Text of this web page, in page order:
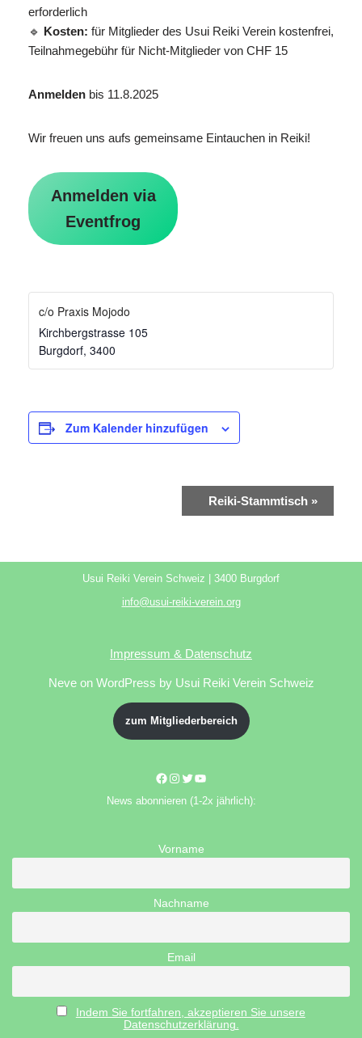
erforderlich
🔹 Kosten: für Mitglieder des Usui Reiki Verein kostenfrei,
Teilnahmegebühr für Nicht-Mitglieder von CHF 15
Anmelden bis 11.8.2025
Wir freuen uns aufs gemeinsame Eintauchen in Reiki!
Anmelden via
Eventfrog
c/o Praxis Mojodo
Kirchbergstrasse 105
Burgdorf, 3400
Zum Kalender hinzufügen
Reiki-Stammtisch »
Usui Reiki Verein Schweiz | 3400 Burgdorf
info@usui-reiki-verein.org
Impressum & Datenschutz
Neveon WordPress by Usui Reiki Verein Schweiz
zum Mitgliederbereich
News abonnieren (1-2x jährlich):
Vorname
Nachname
Email
Indem Sie fortfahren, akzeptieren Sie unsere
Datenschutzerklärung.